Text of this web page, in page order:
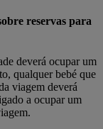
reservas para
deverá ocupar um
qualquer bebé que
viagem deverá
a ocupar um